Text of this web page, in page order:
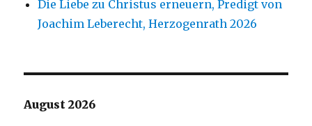
Die Liebe zu Christus erneuern, Predigt von
Joachim Leberecht, Herzogenrath 2026
August 2026